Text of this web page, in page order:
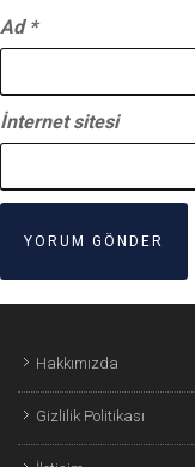
Ad *
İnternet sitesi
Hakkımızda
Gizlilik Politikası